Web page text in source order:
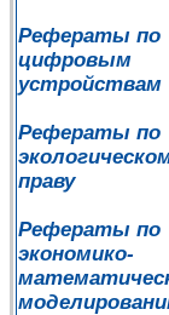
Рефераты по
цифровым
устройствам
Рефераты по
праву
Рефераты по
экономико-